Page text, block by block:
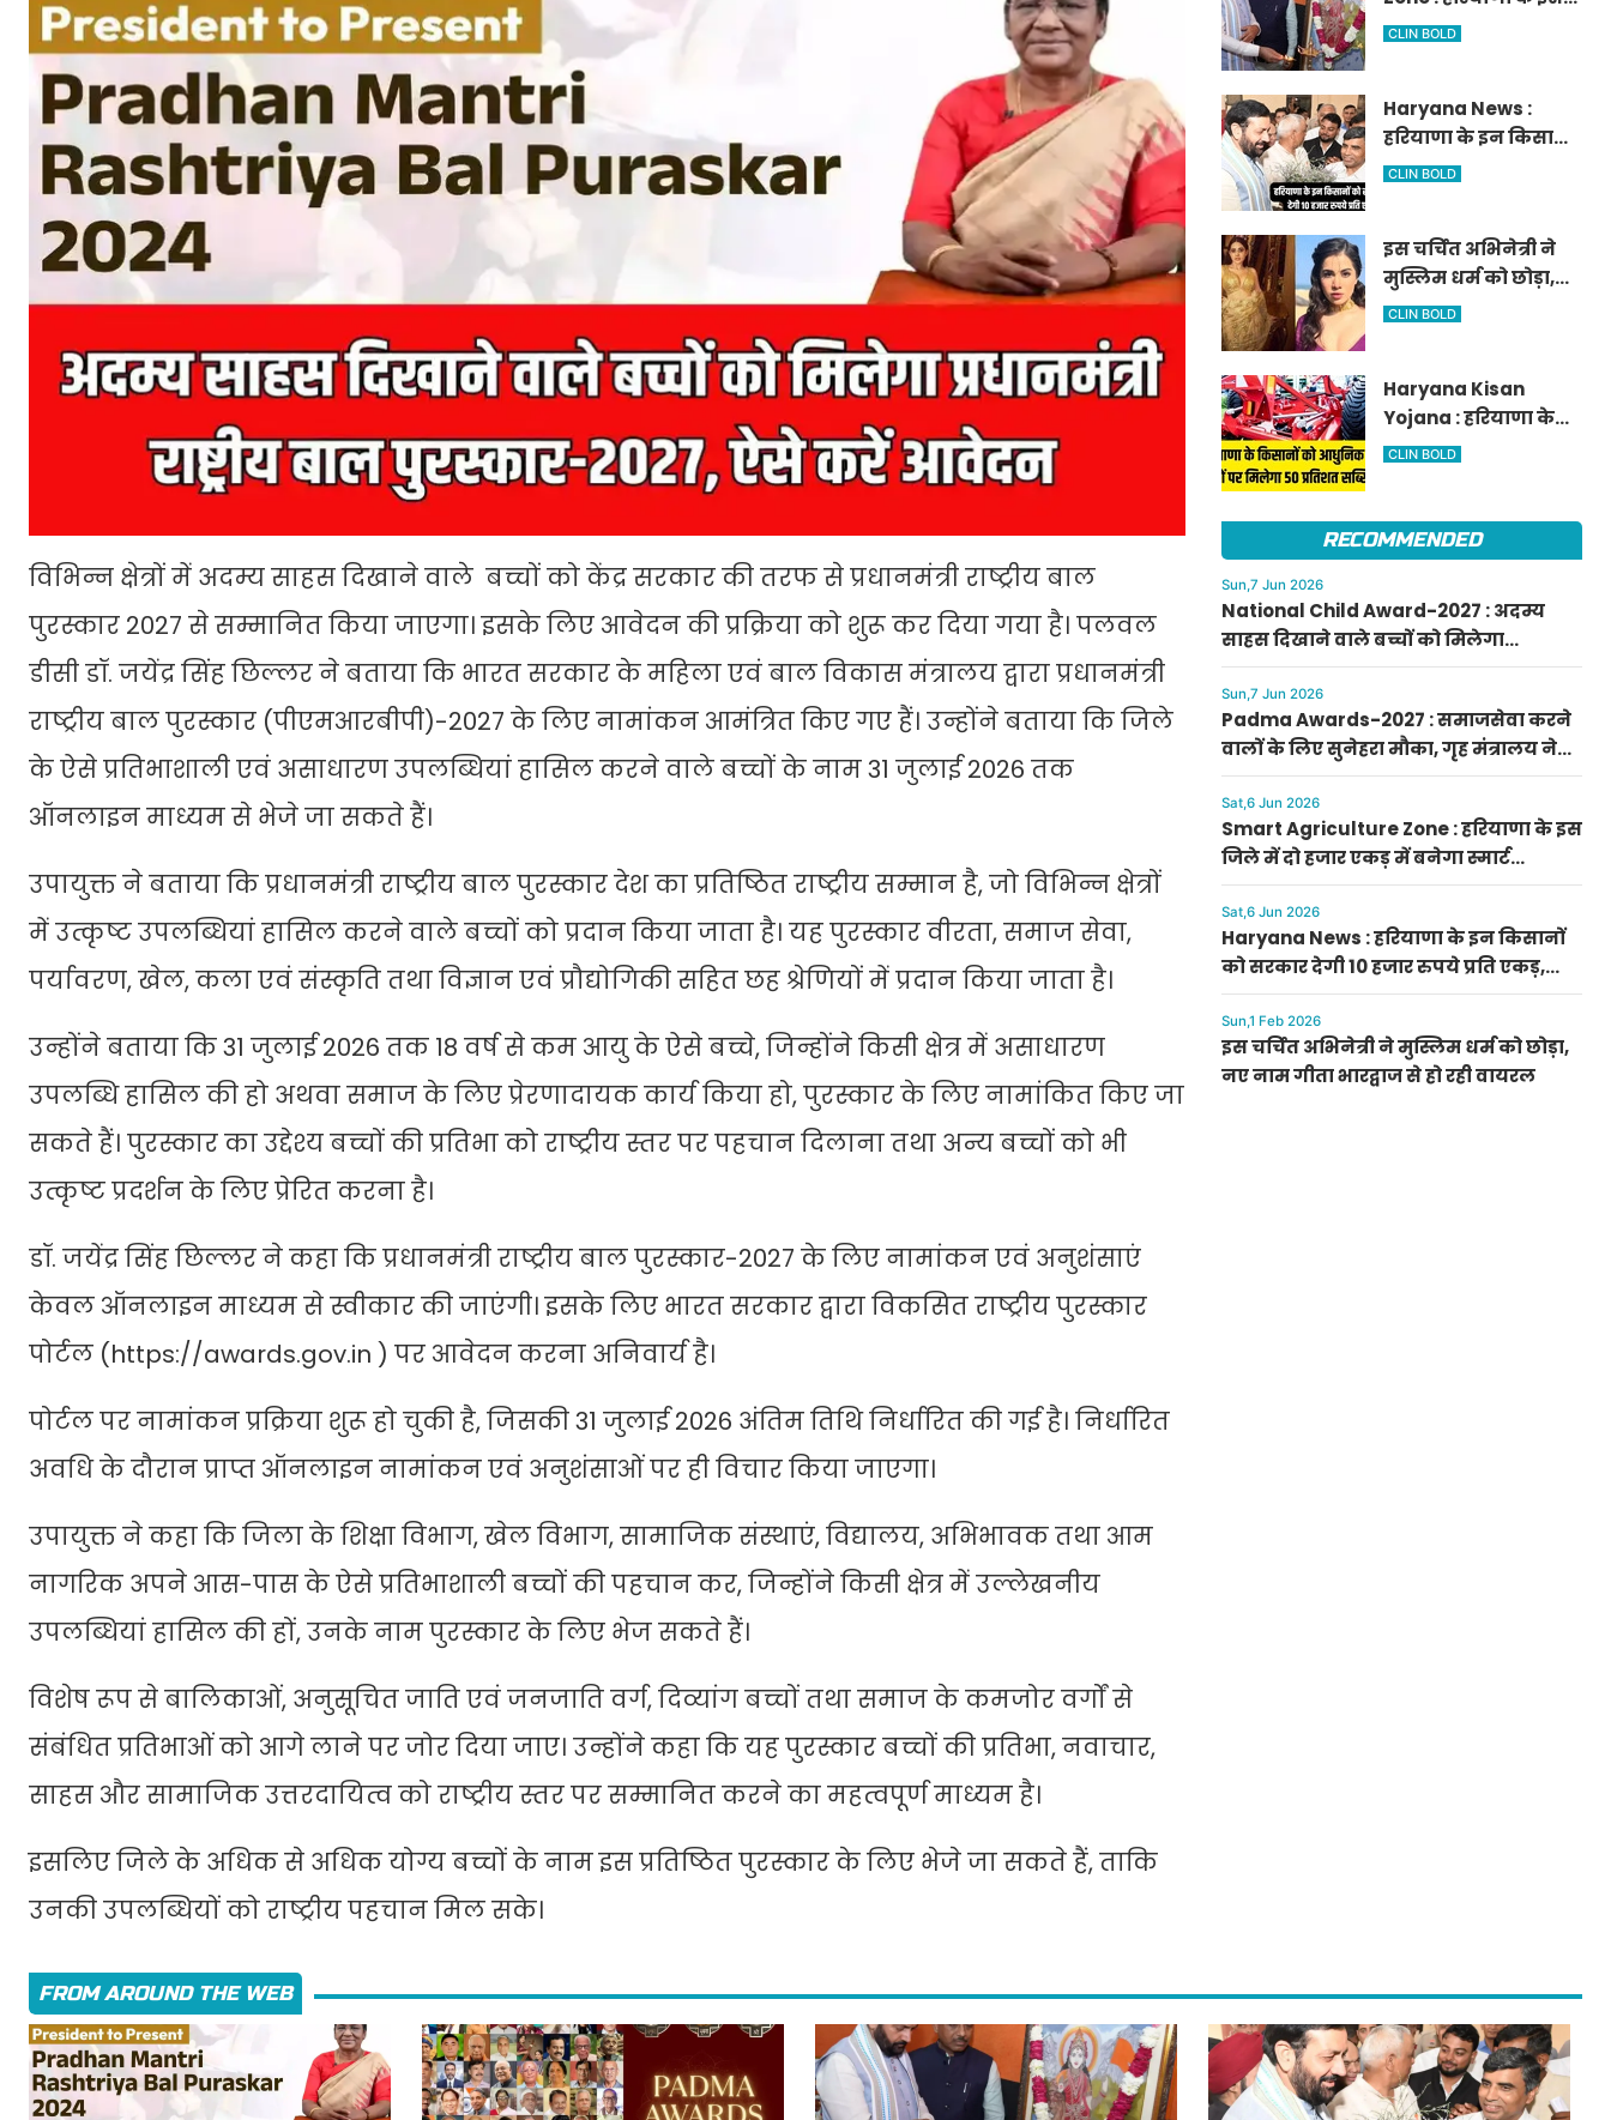
विभिन्न क्षेत्रों में अदम्य साहस दिखाने वाले बच्चों को केंद्र सरकार की तरफ से प्रधानमंत्री राष्ट्रीय बाल
पुरस्कार 2027 से सम्मानित किया जाएगा। इसके लिए आवेदन की प्रक्रिया को शुरू कर दिया गया है। पलवल
डीसी डॉ. जयेंद्र सिंह छिल्लर ने बताया कि भारत सरकार के महिला एवं बाल विकास मंत्रालय द्वारा प्रधानमंत्री
राष्ट्रीय बाल पुरस्कार (पीएमआरबीपी)-2027 के लिए नामांकन आमंत्रित किए गए हैं। उन्होंने बताया कि जिले
के ऐसे प्रतिभाशाली एवं असाधारण उपलब्धियां हासिल करने वाले बच्चों के नाम 31 जुलाई 2026 तक
ऑनलाइन माध्यम से भेजे जा सकते हैं।
उपायुक्त ने बताया कि प्रधानमंत्री राष्ट्रीय बाल पुरस्कार देश का प्रतिष्ठित राष्ट्रीय सम्मान है, जो विभिन्न क्षेत्रों
में उत्कृष्ट उपलब्धियां हासिल करने वाले बच्चों को प्रदान किया जाता है। यह पुरस्कार वीरता, समाज सेवा,
पर्यावरण, खेल, कला एवं संस्कृति तथा विज्ञान एवं प्रौद्योगिकी सहित छह श्रेणियों में प्रदान किया जाता है।
उन्होंने बताया कि 31 जुलाई 2026 तक 18 वर्ष से कम आयु के ऐसे बच्चे, जिन्होंने किसी क्षेत्र में असाधारण
उपलब्धि हासिल की हो अथवा समाज के लिए प्रेरणादायक कार्य किया हो, पुरस्कार के लिए नामांकित किए जा
सकते हैं। पुरस्कार का उद्देश्य बच्चों की प्रतिभा को राष्ट्रीय स्तर पर पहचान दिलाना तथा अन्य बच्चों को भी
उत्कृष्ट प्रदर्शन के लिए प्रेरित करना है।
डॉ. जयेंद्र सिंह छिल्लर ने कहा कि प्रधानमंत्री राष्ट्रीय बाल पुरस्कार-2027 के लिए नामांकन एवं अनुशंसाएं
केवल ऑनलाइन माध्यम से स्वीकार की जाएंगी। इसके लिए भारत सरकार द्वारा विकसित राष्ट्रीय पुरस्कार
पोर्टल (https://awards.gov.in ) पर आवेदन करना अनिवार्य है।
पोर्टल पर नामांकन प्रक्रिया शुरू हो चुकी है, जिसकी 31 जुलाई 2026 अंतिम तिथि निर्धारित की गई है। निर्धारित
अवधि के दौरान प्राप्त ऑनलाइन नामांकन एवं अनुशंसाओं पर ही विचार किया जाएगा।
उपायुक्त ने कहा कि जिला के शिक्षा विभाग, खेल विभाग, सामाजिक संस्थाएं, विद्यालय, अभिभावक तथा आम
नागरिक अपने आस-पास के ऐसे प्रतिभाशाली बच्चों की पहचान कर, जिन्होंने किसी क्षेत्र में उल्लेखनीय
उपलब्धियां हासिल की हों, उनके नाम पुरस्कार के लिए भेज सकते हैं।
विशेष रूप से बालिकाओं, अनुसूचित जाति एवं जनजाति वर्ग, दिव्यांग बच्चों तथा समाज के कमजोर वर्गों से
संबंधित प्रतिभाओं को आगे लाने पर जोर दिया जाए। उन्होंने कहा कि यह पुरस्कार बच्चों की प्रतिभा, नवाचार,
साहस और सामाजिक उत्तरदायित्व को राष्ट्रीय स्तर पर सम्मानित करने का महत्वपूर्ण माध्यम है।
इसलिए जिले के अधिक से अधिक योग्य बच्चों के नाम इस प्रतिष्ठित पुरस्कार के लिए भेजे जा सकते हैं, ताकि
उनकी उपलब्धियों को राष्ट्रीय पहचान मिल सके।
जिले में दो हजार एकड़ में
CLIN BOLD
Haryana News :
हरियाणा के इन किसानों
को सरकार देगी 10 हजार
CLIN BOLD
इस चर्चित अभिनेत्री ने
मुस्लिम धर्म को छोड़ा,
नए नाम गीता भारद्वाज
CLIN BOLD
Haryana Kisan
Yojana : हरियाणा के
किसानों को आधुनिक
फटाफट करें आवेदन
CLIN BOLD
RECOMMENDED
Sun,7 Jun 2026
National Child Award-2027 : अदम्य
साहस दिखाने वाले बच्चों को मिलेगा
प्रधानमंत्री राष्ट्रीय बाल पुरस्कार-2027, ऐसे
करें आवेदन
Sun,7 Jun 2026
Padma Awards-2027 : समाजसेवा करने
वालों के लिए सुनेहरा मौका, गृह मंत्रालय ने
निकाले पद्म पुरस्कार-2027 के लिए आवेदन
Sat,6 Jun 2026
Smart Agriculture Zone : हरियाणा के इस
जिले में दो हजार एकड़ में बनेगा स्मार्ट
एग्रीकल्चर जोन
Sat,6 Jun 2026
Haryana News : हरियाणा के इन किसानों
को सरकार देगी 10 हजार रुपये प्रति एकड़,
सीएम सैनी की घोषणा
Sun,1 Feb 2026
इस चर्चित अभिनेत्री ने मुस्लिम धर्म को छोड़ा,
नए नाम गीता भारद्वाज से हो रही वायरल
FROM AROUND THE WEB